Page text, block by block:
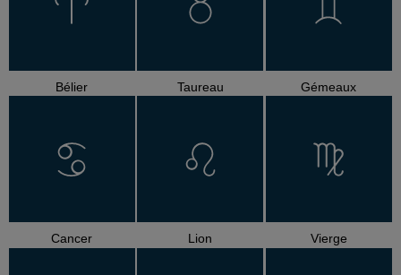
Bélier Taureau Gémeaux
Cancer Lion Vierge